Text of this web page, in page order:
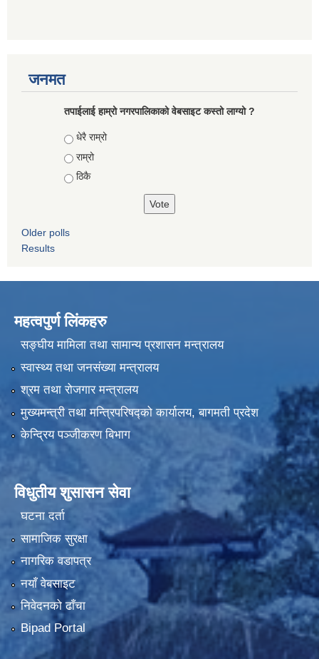
जनमत
तपाईलाई हाम्रो नगरपालिकाको वेबसाइट कस्तो लाग्यो ?
Choices
धेरै राम्रो
राम्रो
ठिकै
Older polls
Results
महत्वपुर्ण लिंकहरु
सङ्घीय मामिला तथा सामान्य प्रशासन मन्त्रालय
स्वास्थ्य तथा जनसंख्या मन्त्रालय
श्रम तथा रोजगार मन्त्रालय
मुख्यमन्त्री तथा मन्त्रिपरिषद्को कार्यालय, बागमती प्रदेश
केन्द्रिय पञ्जीकरण बिभाग
विधुतीय शुसासन सेवा
घटना दर्ता
सामाजिक सुरक्षा
नागरिक वडापत्र
नयाँ वेबसाइट
निवेदनको ढाँचा
Bipad Portal